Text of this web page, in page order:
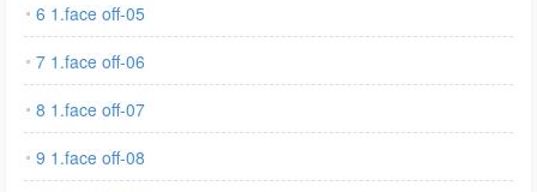
6 1.face off-05
7 1.face off-06
8 1.face off-07
9 1.face off-08